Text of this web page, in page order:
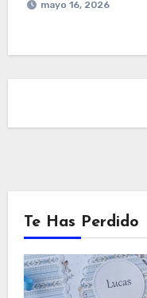
mayo 16, 2026
Te Has Perdido